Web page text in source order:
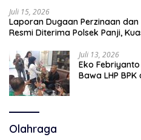
Juli 15, 2026
Laporan Dugaan Perzinaan
Resmi Diterima Polsek Panji,
Juli 13, 2026
Eko
Bawa LHP
Olahraga